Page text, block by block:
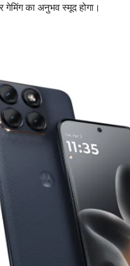
का अनुभव स्मूद होगा।